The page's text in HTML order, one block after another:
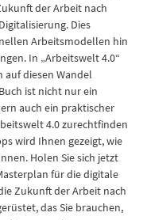
der Arbeit nach
Dies
Arbeitsmodellen hin
In „Arbeitswelt 4.0“
diesen Wandel
ist nicht nur ein
auch ein praktischer
4.0 zurechtfinden
wird Ihnen gezeigt, wie
Holen Sie sich jetzt
für die digitale
Zukunft der Arbeit nach
das Sie brauchen,